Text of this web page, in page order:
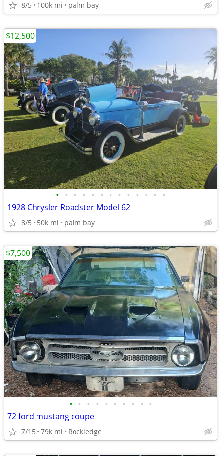
8/5 100k mi palm bay
• • • • • • • • • • • • •
1928 Chrysler Roadster Model 62
8/5 50k mi palm bay
$12,500
• • • • • • • • • •
72 ford mustang coupe
7/15 79k mi Rockledge
$7,500